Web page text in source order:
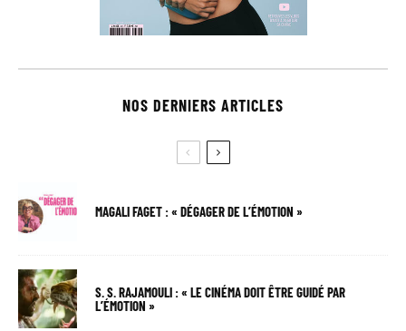
NOS DERNIERS ARTICLES
MAGALI FAGET : « DÉGAGER DE L’ÉMOTION »
S. S. RAJAMOULI : « LE CINÉMA DOIT ÊTRE GUIDÉ PAR
L’ÉMOTION »